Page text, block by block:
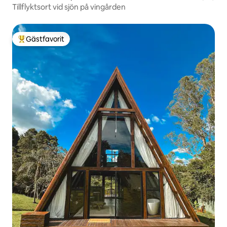
Tillflyktsort vid sjön på vingården
Populär gästfavorit
Gästfavorit